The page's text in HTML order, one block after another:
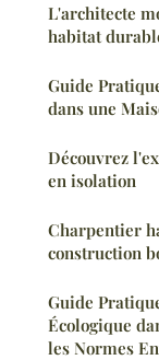
L'architecte
habitat
Guide
dans une
Découvrez
en isolation
Charpentier
construction
Guide
Écologique
les Normes